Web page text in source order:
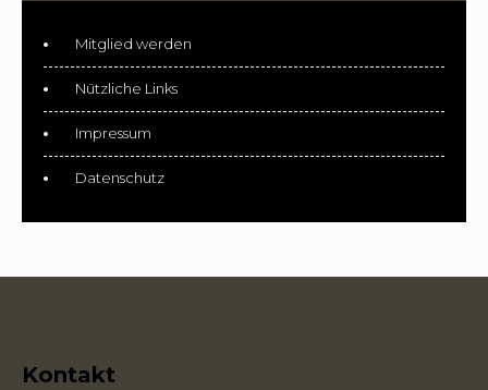
Mitglied werden
Nützliche Links
Impressum
Datenschutz
Kontakt